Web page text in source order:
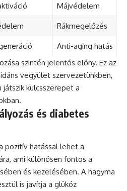
Májvédelem
Rákmegelőzés
Anti-aging hatás
szintén jelentős előny. Ez az
vegyület szervezetünkben,
játszik kulcsszerepet a
és diabetes
pozitív hatással lehet a
ami különösen fontos a
és kezelésében. A hagyma
is javítja a glükóz